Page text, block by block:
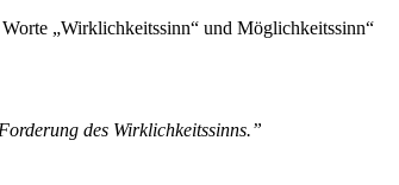
„Wirklichkeitssinn“ und Möglichkeitssinn“
des Wirklichkeitssinns.”